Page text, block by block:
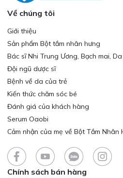
Về chúng tôi
Giới thiệu
Sản phẩm Bột tắm nhân hưng
Bác sĩ Nhi Trung Ương, Bạch mai,
Đội ngũ dược sĩ
Bệnh về da của trẻ
Kiến thức chăm sóc bé
Đánh giá của khách hàng
Serum Oaobi
Cảm nhận của mẹ về Bột Tắm Nhân
Chính sách bán hàng